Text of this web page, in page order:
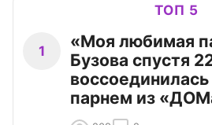
ТОП 5
1
«Моя любимая
Бузова спустя
парнем из